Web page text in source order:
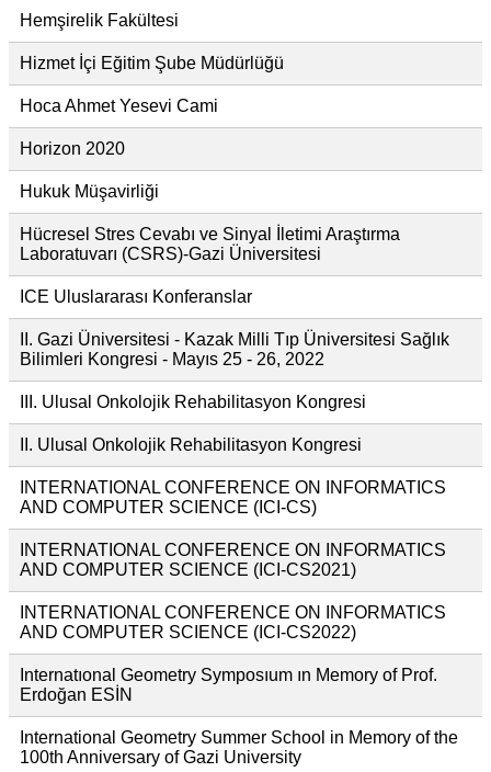
Hemşirelik Fakültesi
Hizmet İçi Eğitim Şube Müdürlüğü
Hoca Ahmet Yesevi Cami
Horizon 2020
Hukuk Müşavirliği
Hücresel Stres Cevabı ve Sinyal İletimi Araştırma
Laboratuvarı (CSRS)-Gazi Üniversitesi
ICE Uluslararası Konferanslar
II. Gazi Üniversitesi - Kazak Milli Tıp Üniversitesi Sağlık
Bilimleri Kongresi - Mayıs 25 - 26, 2022
III. Ulusal Onkolojik Rehabilitasyon Kongresi
II. Ulusal Onkolojik Rehabilitasyon Kongresi
INTERNATIONAL CONFERENCE ON INFORMATICS
AND COMPUTER SCIENCE (ICI-CS)
INTERNATIONAL CONFERENCE ON INFORMATICS
AND COMPUTER SCIENCE (ICI-CS2021)
INTERNATIONAL CONFERENCE ON INFORMATICS
AND COMPUTER SCIENCE (ICI-CS2022)
Internatıonal Geometry Symposıum ın Memory of Prof.
Erdoğan ESİN
International Geometry Summer School in Memory of the
100th Anniversary of Gazi University